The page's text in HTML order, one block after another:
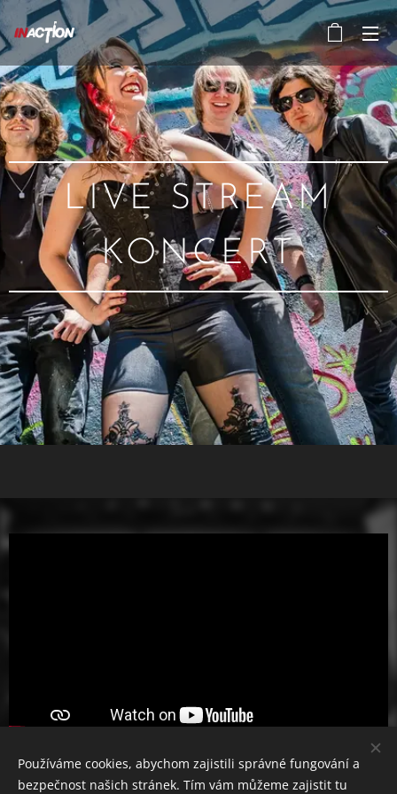
LIVE STREAM
KONCERT
Záznam streamovaného koncertu z Domu Kultury v
Používáme cookies, abychom zajistili správné fungování a
bezpečnost našich stránek. Tím vám můžeme zajistit tu